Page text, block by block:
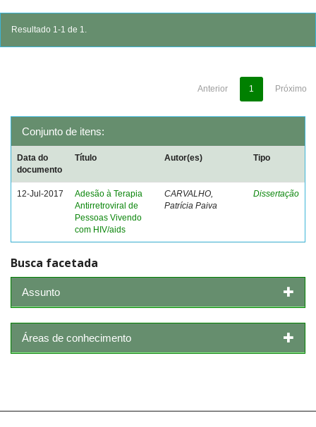
Resultado 1-1 de 1.
Anterior 1 Próximo
Conjunto de itens:
Data do
documento
Título Autor(es) Tipo
12-Jul-2017
Adesão à Terapia
Antirretroviral de
Pessoas Vivendo
com HIV/aids
CARVALHO,
Patrícia Paiva
Dissertação
Busca facetada
Assunto
Áreas de conhecimento